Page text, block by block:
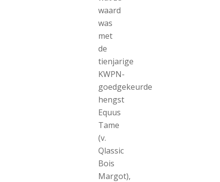
waard
was
met
de
tienjarige
KWPN-
goedgekeurde
hengst
Equus
Tame
(v.
Qlassic
Bois
Margot),